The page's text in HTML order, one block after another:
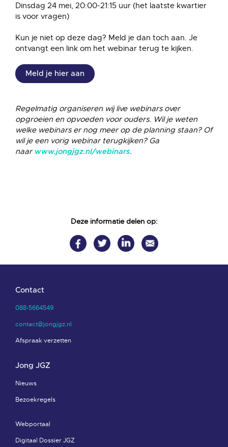
Dinsdag 24 mei, 20:00-21:15 uur (het laatste kwartier
is voor vragen)
Kun je niet op deze dag? Meld je dan toch aan. Je
ontvangt een link om het webinar terug te kijken.
Meld je hier aan
Regelmatig organiseren wij live webinars over
opgroeien en opvoeden voor ouders. Wil je weten
welke webinars er nog meer op de planning staan? Of
wil je een vorig webinar terugkijken? Ga
naar www.jongjgz.nl/webinars.
Deze informatie delen op:
Contact
088-5664549
contact@jongjgz.nl
Afspraak verzetten
Jong JGZ
Nieuws
Bezoekregels
Webportaal
Digitaal Dossier JGZ